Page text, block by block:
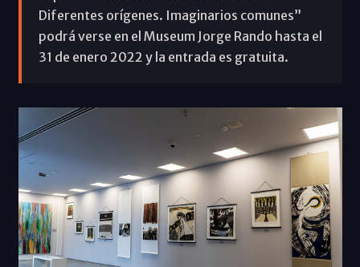
Diferentes orígenes. Imaginarios comunes”
podrá verse en el Museum Jorge Rando hasta el
31 de enero 2022 y la entrada es gratuita.